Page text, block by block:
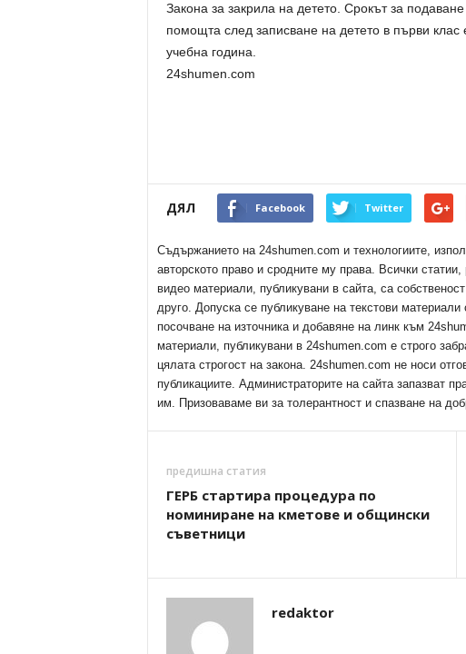
Закона за закрила на детето. Срокът за
помощта след записване на детето в първи
учебна година.
24shumen.com
ДЯЛ Facebook Twitter
Съдържанието на 24shumen.com и технологиите,
авторското право и сродните му права. Всички
видео материали, публикувани в сайта, са
друго. Допуска се публикуване на текстови
посочване на източника и добавяне на линк към
материали, публикувани в 24shumen.com е строго
цялата строгост на закона. 24shumen.com не носи
публикациите. Администраторите на сайта запазват
им. Призоваваме ви за толерантност и спазване на
предишна статия
ГЕРБ стартира процедура по
номиниране на кметове и общински
съветници
redaktor